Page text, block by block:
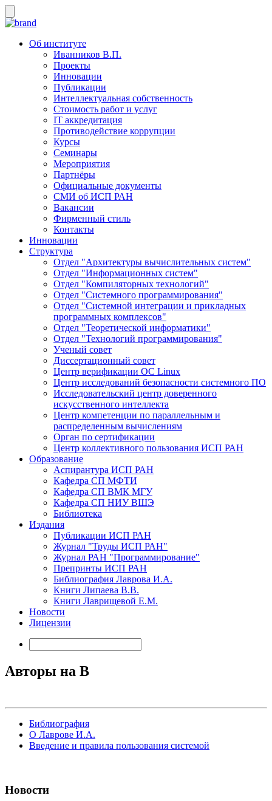
Об институте
Иванников В.П.
Проекты
Инновации
Публикации
Интеллектуальная собственность
Стоимость работ и услуг
IT аккредитация
Противодействие коррупции
Курсы
Семинары
Мероприятия
Партнёры
Официальные документы
СМИ об ИСП РАН
Вакансии
Фирменный стиль
Контакты
Инновации
Структура
Отдел "Архитектуры вычислительных систем"
Отдел "Информационных систем"
Отдел "Компиляторных технологий"
Отдел "Системного программирования"
Отдел "Системной интеграции и прикладных
программных комплексов"
Отдел "Теоретической информатики"
Отдел "Технологий программирования"
Ученый совет
Диссертационный совет
Центр верификации ОС Linux
Центр исследований безопасности системного ПО
Исследовательский центр доверенного
искусственного интеллекта
Центр компетенции по параллельным и
распределенным вычислениям
Орган по сертификации
Центр коллективного пользования ИСП РАН
Образование
Аспирантура ИСП РАН
Кафедра СП МФТИ
Кафедра СП ВМК МГУ
Кафедра СП НИУ ВШЭ
Библиотека
Издания
Публикации ИСП РАН
Журнал "Труды ИСП РАН"
Журнал РАН "Программирование"
Препринты ИСП РАН
Библиография Лаврова И.А.
Книги Липаева В.В.
Книги Лаврищевой Е.М.
Новости
Лицензии
Авторы на B
Библиография
О Лаврове И.А.
Введение и правила пользования системой
Новости